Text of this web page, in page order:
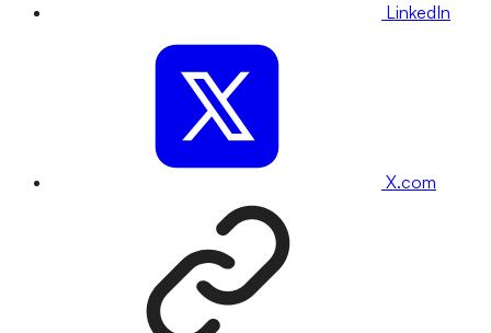
LinkedIn
X.com